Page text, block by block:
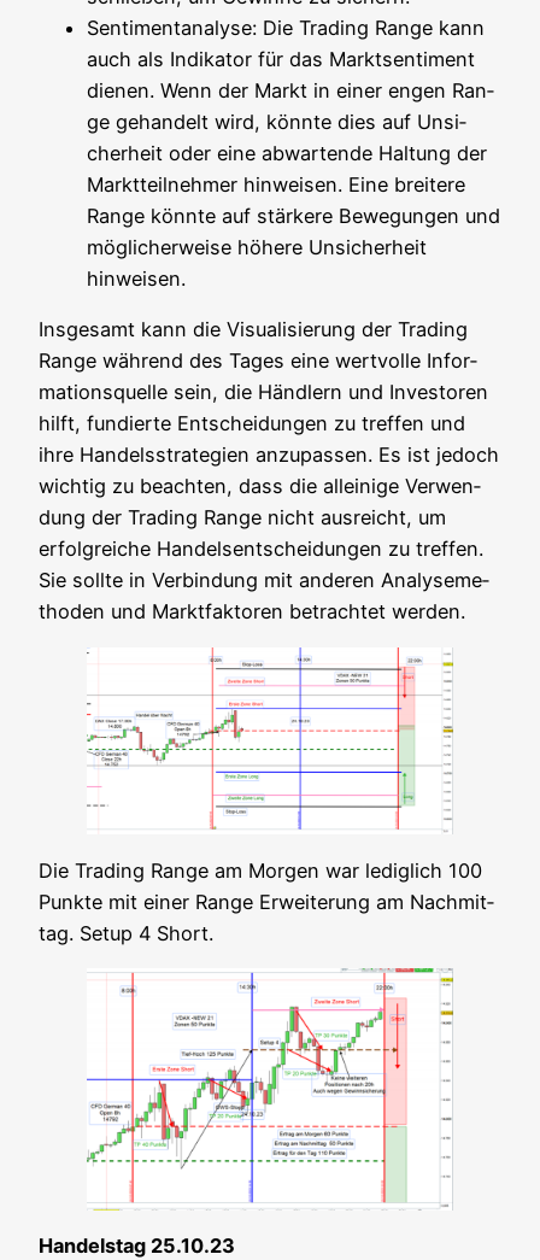
Sen­ti­ment­ana­ly­se: Die Tra­ding Ran­ge kann
auch als Indi­ka­tor für das Markts­en­ti­ment
die­nen. Wenn der Markt in einer engen Ran­
ge gehan­delt wird, könn­te dies auf Unsi­
cher­heit oder eine abwar­ten­de Hal­tung der
Markt­teil­neh­mer hin­wei­sen. Eine brei­te­re
Ran­ge könn­te auf stär­ke­re Bewe­gun­gen und
mög­li­cher­wei­se höhe­re Unsi­cher­heit
hinweisen.
Ins­ge­samt kann die Visua­li­sie­rung der Tra­ding
Ran­ge wäh­rend des Tages eine wert­vol­le Infor­
ma­ti­ons­quel­le sein, die Händ­lern und Inves­to­ren
hilft, fun­dier­te Ent­schei­dun­gen zu tref­fen und
ihre Han­dels­stra­te­gien anzu­pas­sen. Es ist jedoch
wich­tig zu beach­ten, dass die allei­ni­ge Ver­wen­
dung der Tra­ding Ran­ge nicht aus­reicht, um
erfolg­rei­che Han­dels­ent­schei­dun­gen zu tref­fen.
Sie soll­te in Ver­bin­dung mit ande­ren Ana­ly­se­me­
tho­den und Markt­fak­to­ren betrach­tet werden.
Die Tra­ding Ran­ge am Mor­gen war ledig­lich 100
Punk­te mit einer Ran­ge Erwei­te­rung am Nach­mit­
tag. Set­up 4 Short.
Han­dels­tag 25.10.23